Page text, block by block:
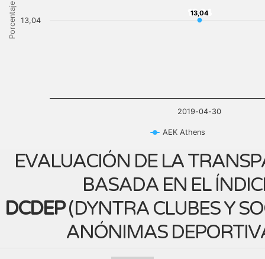
Porcentaje 13,04
13,04
AEK Athens
2019-04-30
13,04
EVALUACIÓN DE LA
BASADA EN EL
DCDEP(DYNTRA CLUBES Y
ANÓNIMAS